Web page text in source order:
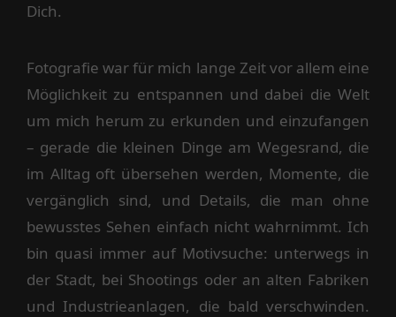
Dich.
Fotografie war für mich lange Zeit vor allem eine
Möglichkeit zu entspannen und dabei die Welt
um mich herum zu erkunden und einzufangen
– gerade die kleinen Dinge am Wegesrand, die
im Alltag oft übersehen werden, Momente, die
vergänglich sind, und Details, die man ohne
bewusstes Sehen einfach nicht wahrnimmt. Ich
bin quasi immer auf Motivsuche: unterwegs in
der Stadt, bei Shootings oder an alten Fabriken
und Industrieanlagen, die bald verschwinden.